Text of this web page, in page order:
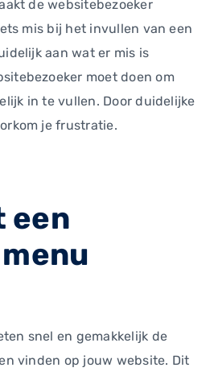
de websitebezoeker
mis bij het invullen van een
aan wat er mis is
moet doen om
in te vullen. Door duidelijke
je frustratie.
een
snel en gemakkelijk de
vinden op jouw website. Dit